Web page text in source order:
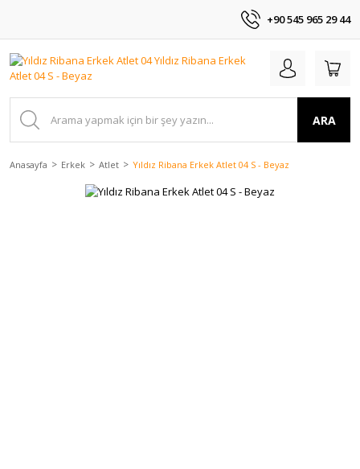
+90 545 965 29 44
ARA
Anasayfa Erkek Atlet Yıldız Ribana Erkek Atlet 04 S - Beyaz